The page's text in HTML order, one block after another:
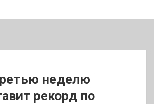
неделю
рекорд по